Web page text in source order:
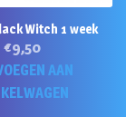
Witch 1 week
€9,50
AAN